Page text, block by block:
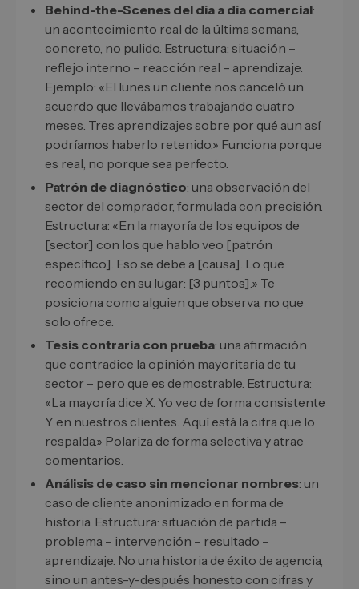
Behind-the-Scenes del día a día comercial:
un acontecimiento real de la última semana,
concreto, no pulido. Estructura: situación –
reflejo interno – reacción real – aprendizaje.
Ejemplo: «El lunes un cliente nos canceló un
acuerdo que llevábamos trabajando cuatro
meses. Tres aprendizajes sobre por qué aun así
podríamos haberlo retenido.» Funciona porque
es real, no porque sea perfecto.
Patrón de diagnóstico: una observación del
sector del comprador, formulada con precisión.
Estructura: «En la mayoría de los equipos de
[sector] con los que hablo veo [patrón
específico]. Eso se debe a [causa]. Lo que
recomiendo en su lugar: [3 puntos].» Te
posiciona como alguien que observa, no que
solo ofrece.
Tesis contraria con prueba: una afirmación
que contradice la opinión mayoritaria de tu
sector – pero que es demostrable. Estructura:
«La mayoría dice X. Yo veo de forma consistente
Y en nuestros clientes. Aquí está la cifra que lo
respalda.» Polariza de forma selectiva y atrae
comentarios.
Análisis de caso sin mencionar nombres: un
caso de cliente anonimizado en forma de
historia. Estructura: situación de partida –
problema – intervención – resultado –
aprendizaje. No una historia de éxito de agencia,
sino un antes-y-después honesto con cifras y